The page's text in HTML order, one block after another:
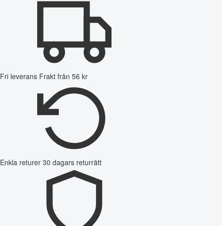
Fri leverans Frakt från 56 kr
Enkla returer 30 dagars returrätt